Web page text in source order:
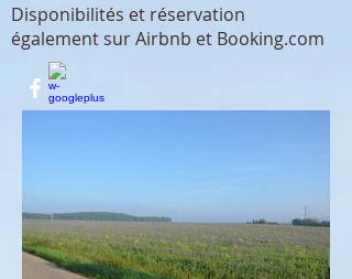
Disponibilités et réservation
également sur Airbnb et Booking.com